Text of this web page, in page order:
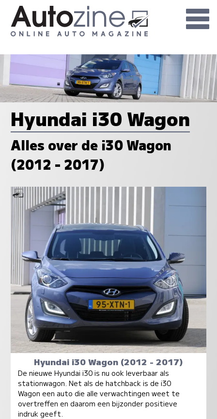
Hyundai i30 Wagon
Alles over de i30 Wagon
(2012 - 2017)
Hyundai i30 Wagon (2012 - 2017)
De nieuwe Hyundai i30 is nu ook leverbaar als
stationwagon. Net als de hatchback is de i30
Wagon een auto die alle verwachtingen weet te
overtreffen en daarom een bijzonder positieve
indruk geeft.